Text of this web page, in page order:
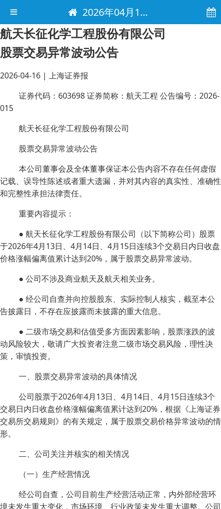
2026年04月16日 电子报
航天长征化学工程股份有限公司
股票交易异常波动公告
2026-04-16 | 上海证券报
证券代码：603698 证券简称：航天工程 公告编号：2026-
015
航天长征化学工程股份有限公司
股票交易异常波动公告
本公司董事会及全体董事保证本公告内容不存在任何虚假
记载、误导性陈述或者重大遗漏，并对其内容的真实性、准确性
和完整性承担法律责任。
重要内容提示：
● 航天长征化学工程股份有限公司（以下简称公司）股票
于2026年4月13日、4月14日、4月15日连续3个交易日内日收盘
价格涨幅偏离值累计达到20%，属于股票交易异常波动。
● 公司不涉及商业航天及航天相关业务。
● 经公司自查并向控股股东、实际控制人核实，截至本公
告披露日，不存在应披露而未披露的重大信息。
● 二级市场交易和估值受多方面因素影响，股票涨跌的波
动风险较大，敬请广大投资者注意二级市场交易风险，理性决
策，审慎投资。
一、股票交易异常波动的具体情况
公司股票于2026年4月13日、4月14日、4月15日连续3个
交易日内日收盘价格涨幅偏离值累计达到20%，根据《上海证券
交易所交易规则》的有关规定，属于股票交易价格异常波动的情
形。
二、公司关注并核实的相关情况
（一）生产经营情况
经公司自查，公司目前生产经营活动正常，内外部经营环
境未发生重大变化，市场环境、行业政策未发生重大调整。公司